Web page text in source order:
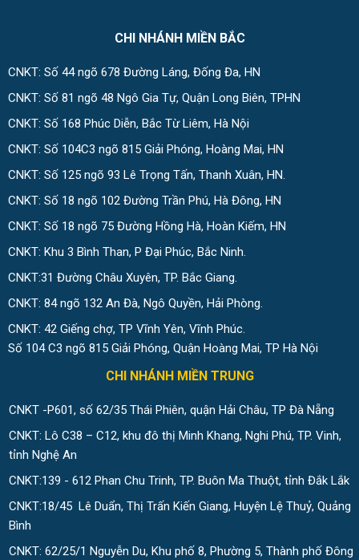
CHI NHÁNH MIỀN BẮC
CNKT: Số 44 ngõ 678 Đường Láng, Đống Đa, HN
CNKT: Số 81 ngõ 48 Ngô Gia Tự, Quận Long Biên, TPHN
CNKT: Số 168 Phúc Diễn, Bắc Từ Liêm, Hà Nội
CNKT: Số 104C3 ngõ 815 Giải Phóng, Hoàng Mai, HN
CNKT: Số 125 ngõ 93 Lê Trọng Tấn, Thanh Xuân, HN.
CNKT: Số 18 ngõ 102 Đường Trần Phú, Hà Đông, HN
CNKT: Số 18 ngõ 75 Đường Hồng Hà, Hoàn Kiếm, HN
CNKT: Khu 3 Bình Than, P Đại Phúc, Bắc Ninh.
CNKT:31 Đường Châu Xuyên, TP. Bắc Giang.
CNKT: 84 ngõ 132 An Đà, Ngô Quyền, Hải Phòng.
CNKT: 42 Giếng chợ, TP Vĩnh Yên, Vĩnh Phúc.
Số 104 C3 ngõ 815 Giải Phóng, Quận Hoàng Mai, TP Hà Nội
CHI NHÁNH MIỀN TRUNG
CNKT -P601, số 62/35 Thái Phiên, quận Hải Châu, TP Đà Nẵng
CNKT: Lô C38 – C12, khu đô thị Minh Khang, Nghi Phú, TP. Vinh,
tỉnh Nghệ An
CNKT:139 - 612 Phan Chu Trinh, TP. Buôn Ma Thuột, tỉnh Đắk Lắk
CNKT:18/45 Lê Duẩn, Thị Trấn Kiến Giang, Huyện Lệ Thuỷ, Quảng
Bình
CNKT: 62/25/1 Nguyễn Du, Khu phố 8, Phường 5, Thành phố Đông